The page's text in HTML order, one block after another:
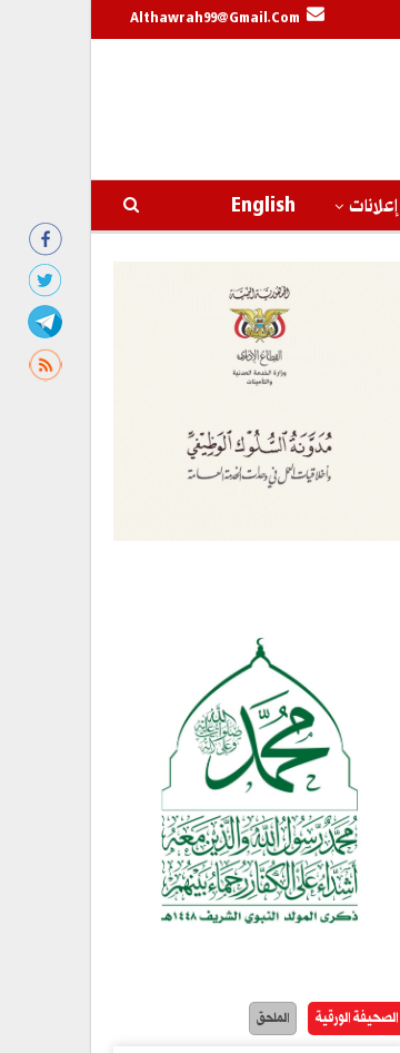
Althawrah99@gmail.com
إعلانات English
الصحيفة الورقية الملحق